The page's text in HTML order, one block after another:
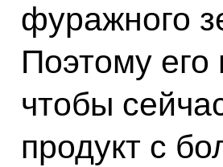
фуражного
Поэтому его
чтобы
продукт с